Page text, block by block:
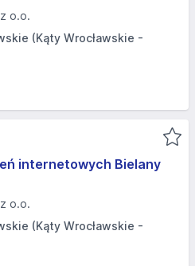
o.o.
(Kąty Wrocławskie -
internetowych Bielany
o.o.
(Kąty Wrocławskie -